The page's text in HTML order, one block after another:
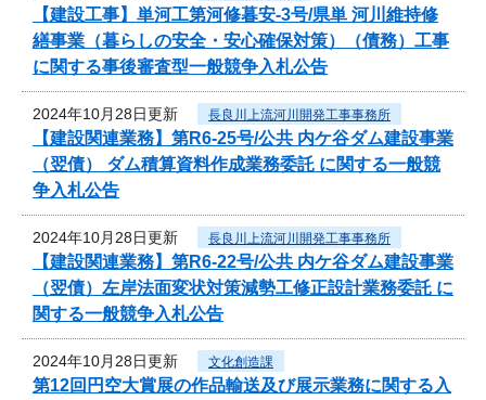
【建設工事】単河工第河修暮安-3号/県単 河川維持修
繕事業（暮らしの安全・安心確保対策）（債務）工事
に関する事後審査型一般競争入札公告
2024年10月28日更新 長良川上流河川開発工事事務所
【建設関連業務】第R6-25号/公共 内ケ谷ダム建設事業
（翌債） ダム積算資料作成業務委託 に関する一般競
争入札公告
2024年10月28日更新 長良川上流河川開発工事事務所
【建設関連業務】第R6-22号/公共 内ケ谷ダム建設事業
（翌債）左岸法面変状対策減勢工修正設計業務委託 に
関する一般競争入札公告
2024年10月28日更新 文化創造課
第12回円空大賞展の作品輸送及び展示業務に関する入